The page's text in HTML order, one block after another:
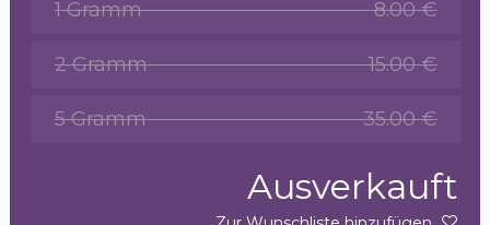
1 Gramm 8.00 €
2 Gramm 15.00 €
5 Gramm 35.00 €
Ausverkauft